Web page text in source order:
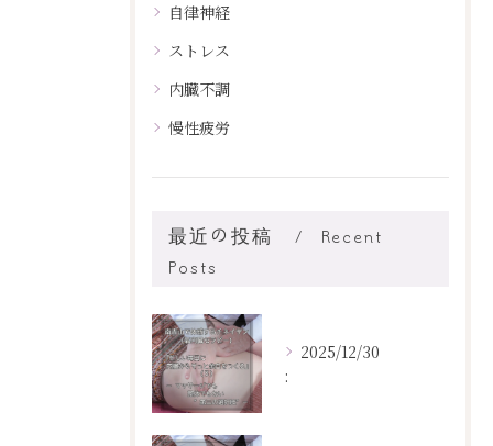
自律神経
ストレス
内臓不調
慢性疲労
最近の投稿
Recent
Posts
2025/12/30
: